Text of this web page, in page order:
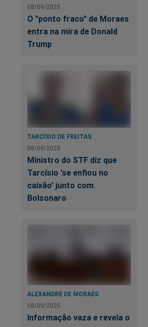
08/09/2025
O "ponto fraco" de Moraes
entra na mira de Donald
Trump
TARCÍSIO DE FREITAS
08/09/2025
Ministro do STF diz que
Tarcísio 'se enfiou no
caixão' junto com
Bolsonaro
ALEXANDRE DE MORAES
08/09/2025
Informação vaza e revela o